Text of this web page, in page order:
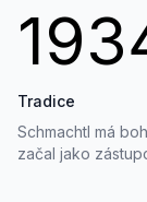
Tradice
Schmachtl má
začal jako